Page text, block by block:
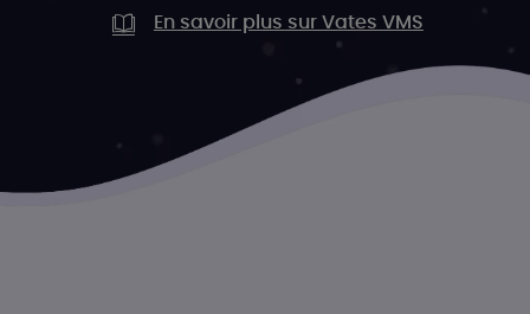
En savoir plus sur Vates VMS